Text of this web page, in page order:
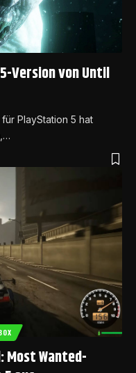
Version von Until
PlayStation 5 hat
Most Wanted-